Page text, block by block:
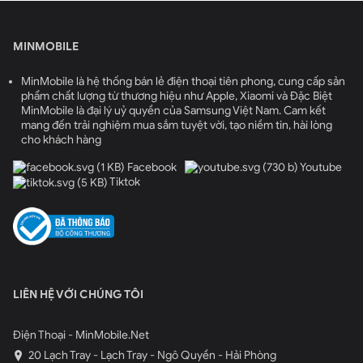
Sức mạnh vượt trội của chip A18 Pro trên iPhone 16 Pro Hàn Quốc
Điểm nổi bật của A18 Pro chính là khả năng hỗ trợ AI
dịch thuật thời gian thực hay sử dụng Siri đều hoạt động
nhiều thành phần chuyên biệt dành cho machine
MINMOBILE
MinMobile là hệ thống bán lẻ điện thoại tiên phong, cung cấp sản
phẩm chất lượng từ thương hiệu như Apple, Xiaomi và Đặc Biệt
MinMobile là đại lý uỷ quyền của Samsung Việt Nam. Cam kết
mang đến trải nghiệm mua sắm tuyệt vời, tạo niềm tin, hài lòng
cho khách hàng
Facebook
Youtube
Tiktok
LIÊN HỆ VỚI CHÚNG TÔI
Điện Thoại - MinMobile.Net
20 Lạch Tray - Lạch Tray - Ngô Quyền - Hải Phòng